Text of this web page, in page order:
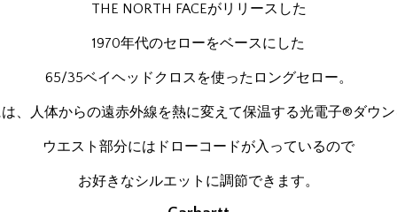
THE NORTH FACEがリリースした
1970年代のセローをベースにした
65/35ベイヘッドクロスを使ったロングセロー。
、人体からの遠赤外線を熱に変えて保温する光電子®ダウ
ウエスト部分にはドローコードが入っているので
お好きなシルエットに調節できます。